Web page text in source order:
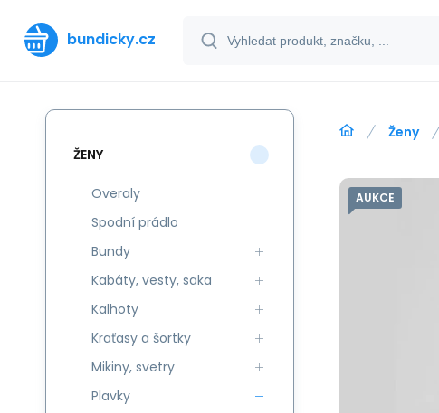
bundicky.cz
Ženy
AUKCE
ŽENY
Overaly
Spodní prádlo
Bundy
Kabáty, vesty, saka
Kalhoty
Kraťasy a šortky
Mikiny, svetry
Plavky